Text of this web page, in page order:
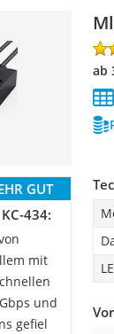
ab
GUT
434:
mit
und
gefiel